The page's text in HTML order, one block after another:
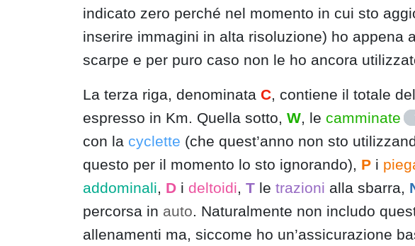
indicato zero perché nel momento in cui sto
inserire immagini in alta risoluzione) ho appena
scarpe e per puro caso non le ho ancora
La terza riga, denominata C, contiene il totale
espresso in Km. Quella sotto, W, le camminate
con la cyclette (che quest’anno non sto
questo per il momento lo sto ignorando), P i
addominali, D i deltoidi, T le trazioni alla sbarra,
percorsa in auto. Naturalmente non includo
allenamenti ma, siccome ho un’assicurazione